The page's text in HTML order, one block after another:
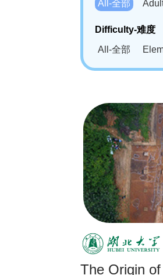
Swahili(SW)-
All-全部
Difficulty-难度
All-全部
The Origin